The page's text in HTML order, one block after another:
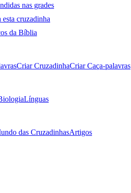
nas grades
cruzadinha
da Bíblia
Criar CruzadinhaCriar Caça-palavras
Línguas
das CruzadinhasArtigos